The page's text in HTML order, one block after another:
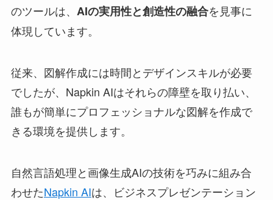
のツールは、 AIの実用性と創造性の融合を見事に
体現しています。
従来、図解作成には時間とデザインスキルが必要
でしたが、Napkin AIはそれらの障壁を取り払い、
誰もが簡単にプロフェッショナルな図解を作成で
きる環境を提供します。
自然言語処理と画像生成AIの技術を巧みに組み合
わせたNapkin AIは、ビジネスプレゼンテーション